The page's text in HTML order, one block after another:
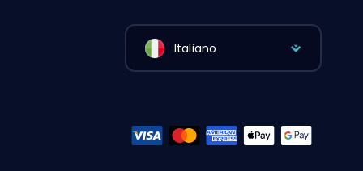
Italiano